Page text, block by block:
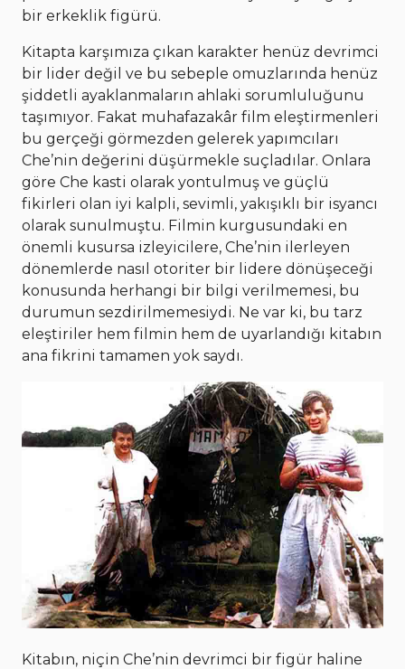
bir erkeklik figürü.
Kitapta karşımıza çıkan karakter henüz devrimci
bir lider değil ve bu sebeple omuzlarında henüz
şiddetli ayaklanmaların ahlaki sorumluluğunu
taşımıyor. Fakat muhafazakâr film eleştirmenleri
bu gerçeği görmezden gelerek yapımcıları
Che’nin değerini düşürmekle suçladılar. Onlara
göre Che kasti olarak yontulmuş ve güçlü
fikirleri olan iyi kalpli, sevimli, yakışıklı bir isyancı
olarak sunulmuştu. Filmin kurgusundaki en
önemli kusursa izleyicilere, Che’nin ilerleyen
dönemlerde nasıl otoriter bir lidere dönüşeceği
konusunda herhangi bir bilgi verilmemesi, bu
durumun sezdirilmemesiydi. Ne var ki, bu tarz
eleştiriler hem filmin hem de uyarlandığı kitabın
ana fikrini tamamen yok saydı.
Kitabın, niçin Che’nin devrimci bir figür haline